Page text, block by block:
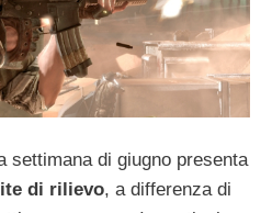
settimana di giugno presenta
di rilievo, a differenza di